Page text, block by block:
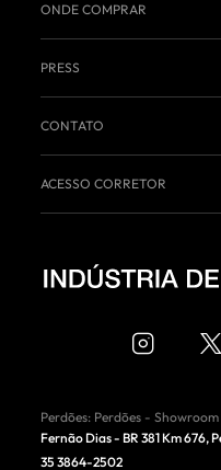
ONDE COMPRAR
PRESS
CONTATO
ACESSO CORRETOR
Perdões: Perdões - Showroom
Fernão Dias - BR 381 Km 676,
35 3864-2502